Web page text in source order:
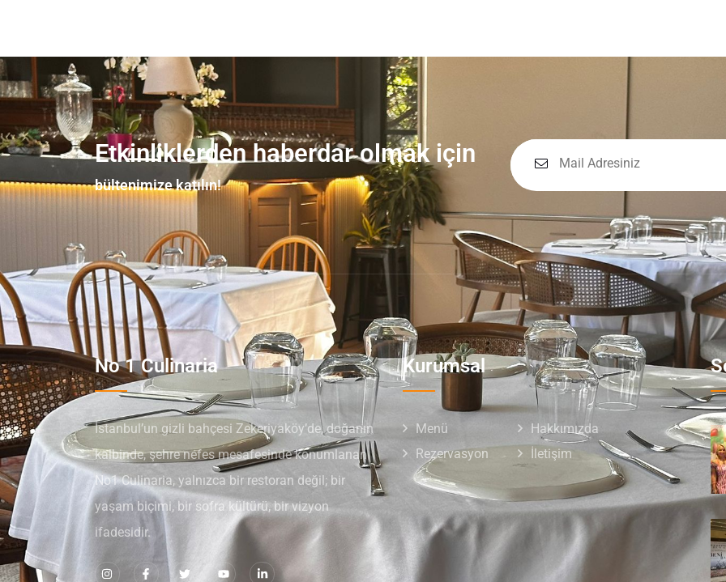
Etkinliklerden haberdar olmak için
bültenimize katılın!
No 1 Culinaria
İstanbul’un gizli bahçesi Zekeriyaköy’de, doğanın
kalbinde, şehre nefes mesafesinde konumlanan
No1 Culinaria, yalnızca bir restoran değil; bir
yaşam biçimi, bir sofra kültürü, bir vizyon
ifadesidir.
Kurumsal
Menü
Hakkımızda
Rezervasyon
İletişim